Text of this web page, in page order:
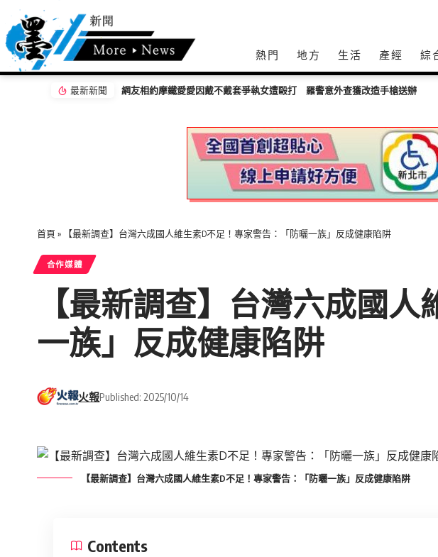
熱門 地方 生活 產經 綜
最新新聞 網友相約摩鐵愛愛因戴不戴套爭執女遭毆打 羅警意外查獲改造手槍送辦
首頁 » 【最新調查】台灣六成國人維生素D不足！專家警告：「防曬一族」反成健康陷阱
合作媒體
【最新調查】台灣六成國
一族」反成健康陷阱
火報Published: 2025/10/14
【最新調查】台灣六成國人維生素D不足！專家警告：「防曬一族」反成健康陷阱
Contents